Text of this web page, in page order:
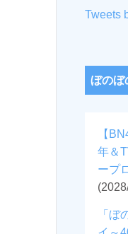
Tweets
ぼのぼ
【
年＆
ープ
「ぼ